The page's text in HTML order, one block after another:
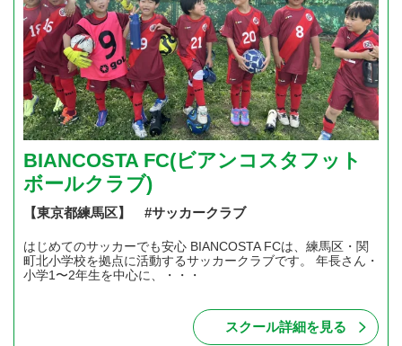
BIANCOSTA FC(ビアンコスタフット
ボールクラブ)
【東京都練馬区】 #サッカークラブ
はじめてのサッカーでも安心 BIANCOSTA FCは、練馬区・関
町北小学校を拠点に活動するサッカークラブです。 年長さん・
小学1〜2年生を中心に、・・・
スクール詳細を見る